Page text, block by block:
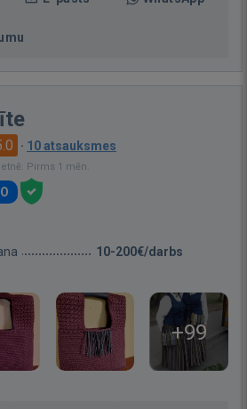
· 10 atsauksmes
Pirms 1 mēn.
10-200€/darbs
+99